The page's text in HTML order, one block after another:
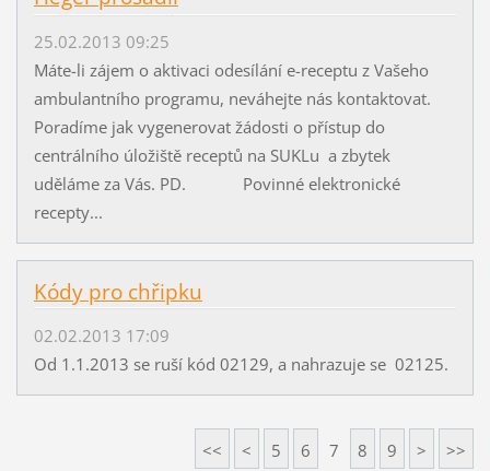
25.02.2013 09:25
Máte-li zájem o aktivaci odesílání e-receptu z Vašeho
ambulantního programu, neváhejte nás kontaktovat.
Poradíme jak vygenerovat žádosti o přístup do
centrálního úložiště receptů na SUKLu a zbytek
uděláme za Vás. PD. Povinné elektronické
recepty...
Kódy pro chřipku
02.02.2013 17:09
Od 1.1.2013 se ruší kód 02129, a nahrazuje se 02125.
<< < 5 6 7 8 9 > >>